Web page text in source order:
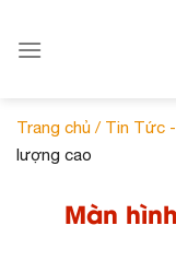
Trang chủ / Tin Tức
lượng cao
Màn